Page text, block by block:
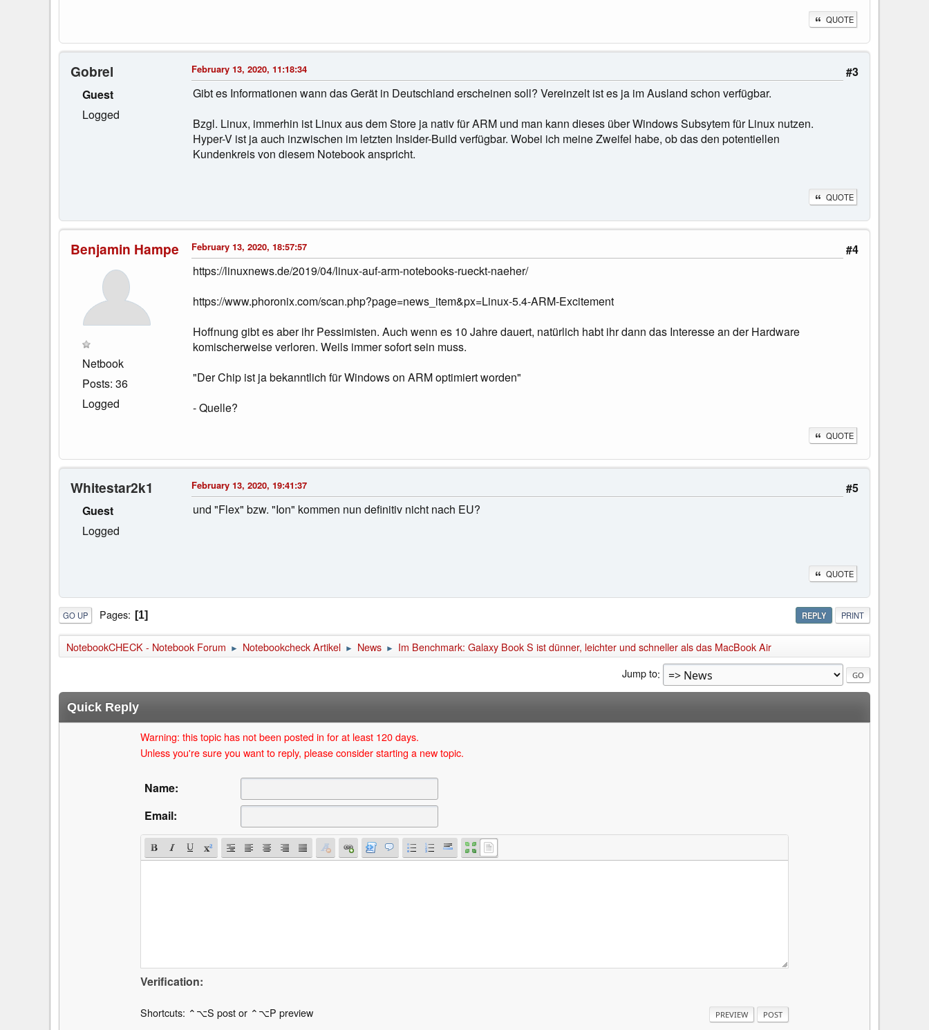
QUOTE
Gobrel
Guest
Logged
#3
February 13, 2020, 11:18:34
Gibt es Informationen wann das Gerät in Deutschland erscheinen soll? Vereinzelt ist es ja im Ausland schon verfügbar.
Bzgl. Linux, immerhin ist Linux aus dem Store ja nativ für ARM und man kann dieses über Windows Subsytem für Linux nutzen.
Hyper-V ist ja auch inzwischen im letzten Insider-Build verfügbar. Wobei ich meine Zweifel habe, ob das den potentiellen
Kundenkreis von diesem Notebook anspricht.
QUOTE
Benjamin Hampe
Netbook
Posts: 36
Logged
#4
February 13, 2020, 18:57:57
https://linuxnews.de/2019/04/linux-auf-arm-notebooks-rueckt-naeher/
https://www.phoronix.com/scan.php?page=news_item&px=Linux-5.4-ARM-Excitement
Hoffnung gibt es aber ihr Pessimisten. Auch wenn es 10 Jahre dauert, natürlich habt ihr dann das Interesse an der Hardware
komischerweise verloren. Weils immer sofort sein muss.
"Der Chip ist ja bekanntlich für Windows on ARM optimiert worden"
- Quelle?
QUOTE
Whitestar2k1
Guest
Logged
#5
February 13, 2020, 19:41:37
und "Flex" bzw. "Ion" kommen nun definitiv nicht nach EU?
QUOTE
REPLY PRINT
GO UP Pages 1
NotebookCHECK - Notebook Forum ► Notebookcheck Artikel ► News ►
Im Benchmark: Galaxy Book S ist dünner, leichter und schneller als das MacBook Air
Jump to
Quick Reply
Warning: this topic has not been posted in for at least 120 days.
Unless you're sure you want to reply, please consider starting a new topic.
Name:
Email:
Verification:
Shortcuts: ⌃⌥S post or ⌃⌥P preview